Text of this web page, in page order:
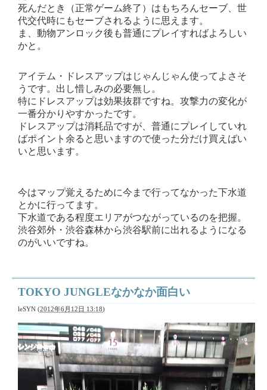
死んだとき（正常ゲーム終了）はもちろんセーブ、世
代交代時にもセーブされるように思えます。
ま、動物アンロック後も普通にプレイすればよろしい
かと。
アイテム・ドレスアップはじゃんじゃん使ってよさそ
うです。出し惜しみの必要無し。
特にドレスアップは効果抜群ですね。攻撃力の変化が
一番分かりやすかったです。
ドレスアップは消耗品ですが、普通にプレイしていれ
ばポイント余ると思いますので使った分だけ買えばい
いと思います。
今はマップ覚えるために今まで行ってなかった下水道
とかに行ってます。
下水道である程度エリアがつながっているのを把握。
渋谷郊外・渋谷森林から渋谷駅前に出れるようになる
のがいいですね。
TOKYO JUNGLEなかなか面白い
leSYN (2012年6月12日 13:18)